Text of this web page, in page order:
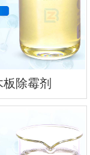
板除霉剂